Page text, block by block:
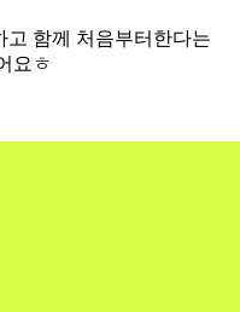
고 함께 처음부터한다는
요ㅎ